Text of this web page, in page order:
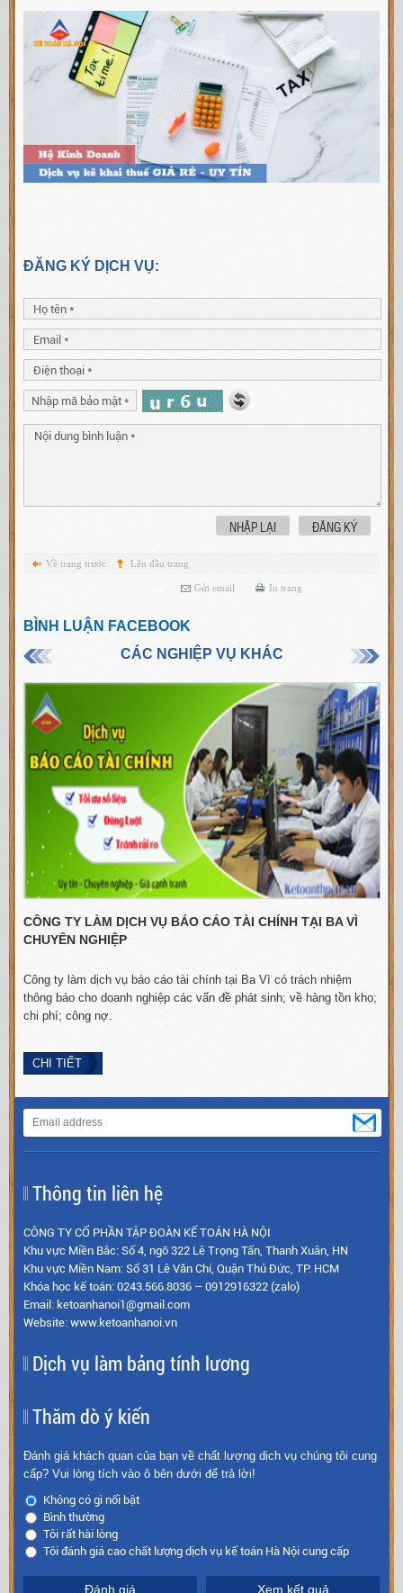
ĐĂNG KÝ DỊCH VỤ:
ĐĂNG KÝ
NHẬP LẠI
Về trang trước Lên đầu trang
Gửi email In trang
BÌNH LUẬN FACEBOOK
CÁC NGHIỆP VỤ KHÁC
CÔNG TY LÀM DỊCH VỤ BÁO CÁO TÀI CHÍNH TẠI BA VÌ
CHUYÊN NGHIỆP
Công ty làm dịch vụ báo cáo tài chính tại Ba Vì có trách nhiệm
thông báo cho doanh nghiệp các vấn đề phát sinh; về hàng tồn kho;
chi phí; công nợ.
CHI TIẾT
Thông tin liên hệ
CÔNG TY CỔ PHẦN TẬP ĐOÀN KẾ TOÁN HÀ NỘI
Khu vực Miền Bắc: Số 4, ngõ 322 Lê Trọng Tấn, Thanh Xuân, HN
Khu vực Miền Nam: Số 31 Lê Văn Chí, Quận Thủ Đức, TP. HCM
Khóa học kế toán: 0243.566.8036 – 0912916322 (zalo)
Email: ketoanhanoi1@gmail.com
Website: www.ketoanhanoi.vn
Dịch vụ làm bảng tính lương
Thăm dò ý kiến
Đánh giá khách quan của bạn về chất lượng dịch vụ chúng tôi cung
cấp? Vui lòng tích vào ô bên dưới để trả lời!
Không có gì nổi bật
Bình thường
Tôi rất hài lòng
Tôi đánh giá cao chất lượng dịch vụ kế toán Hà Nội cung cấp
Đánh giá Xem kết quả